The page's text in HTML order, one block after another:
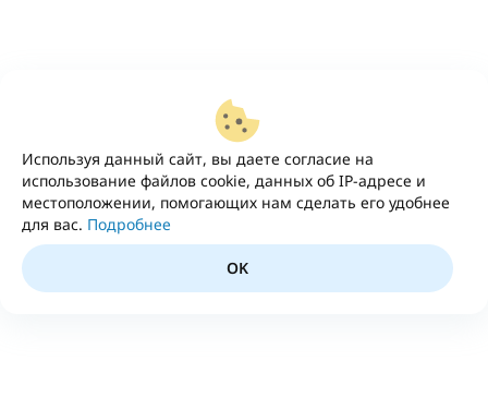
Используя данный сайт, вы даете согласие на
использование файлов cookie, данных об IP-адресе и
местоположении, помогающих нам сделать его удобнее
для вас. Подробнее
OK